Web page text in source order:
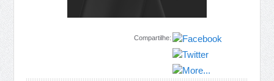
Compartilhe: